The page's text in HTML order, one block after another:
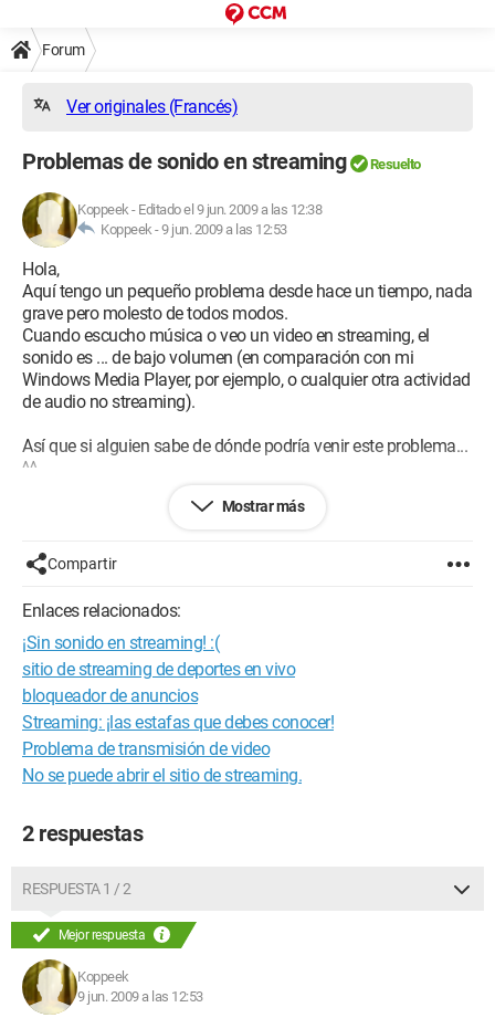
Forum
Ver originales (Francés)
Problemas de sonido en streaming Resuelto
Koppeek- Editado el 9 jun. 2009 a las 12:38
Koppeek -9 jun. 2009 a las 12:53
Hola,
Aquí tengo un pequeño problema desde hace un tiempo, nada
grave pero molesto de todos modos.
Cuando escucho música o veo un video en streaming, el
sonido es ... de bajo volumen (en comparación con mi
Windows Media Player, por ejemplo, o cualquier otra actividad
de audio no streaming).
Así que si alguien sabe de dónde podría venir este problema...
^^
Con mis agradecimientos anticipados.
Koppeek
Configuración: Windows Vista Firefox 3.0.10
Mostrar más
Compartir
Enlaces relacionados:
¡Sin sonido en streaming! :(
sitio de streaming de deportes en vivo
bloqueador de anuncios
Streaming: ¡las estafas que debes conocer!
Problema de transmisión de video
No se puede abrir el sitio de streaming.
2 respuestas
RESPUESTA 1 / 2
Mejor respuesta
Koppeek
9 jun. 2009 a las 12:53